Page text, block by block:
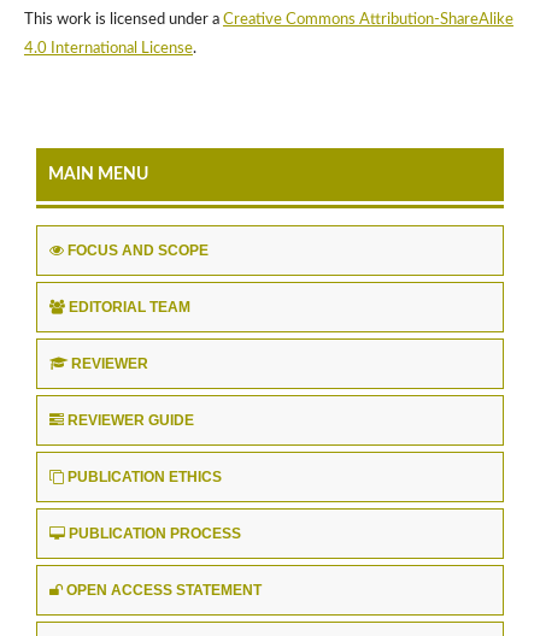
This work is licensed under a Creative Commons Attribution-ShareAlike
4.0 International License.
MAIN MENU
FOCUS AND SCOPE
EDITORIAL TEAM
REVIEWER
REVIEWER GUIDE
PUBLICATION ETHICS
PUBLICATION PROCESS
OPEN ACCESS STATEMENT